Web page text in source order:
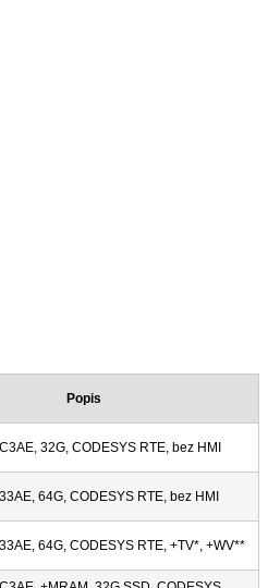
Popis
32G, CODESYS RTE, bez HMI
64G, CODESYS RTE, bez HMI
64G, CODESYS RTE, +TV*, +WV**